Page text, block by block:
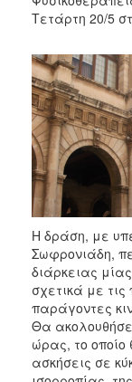
Τετάρτη 20/5
Η δράση, με
Σωφρονιάδη,
διάρκειας
σχετικά με τις
παράγοντες
Θα
ώρας, το
ασκήσεις σε